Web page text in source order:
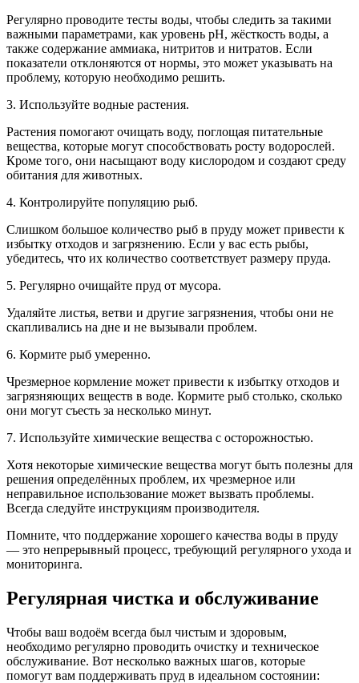
Регулярно проводите тесты воды, чтобы следить за такими
важными параметрами, как уровень pH, жёсткость воды, а
также содержание аммиака, нитритов и нитратов. Если
показатели отклоняются от нормы, это может указывать на
проблему, которую необходимо решить.
3. Используйте водные растения.
Растения помогают очищать воду, поглощая питательные
вещества, которые могут способствовать росту водорослей.
Кроме того, они насыщают воду кислородом и создают среду
обитания для животных.
4. Контролируйте популяцию рыб.
Слишком большое количество рыб в пруду может привести к
избытку отходов и загрязнению. Если у вас есть рыбы,
убедитесь, что их количество соответствует размеру пруда.
5. Регулярно очищайте пруд от мусора.
Удаляйте листья, ветви и другие загрязнения, чтобы они не
скапливались на дне и не вызывали проблем.
6. Кормите рыб умеренно.
Чрезмерное кормление может привести к избытку отходов и
загрязняющих веществ в воде. Кормите рыб столько, сколько
они могут съесть за несколько минут.
7. Используйте химические вещества с осторожностью.
Хотя некоторые химические вещества могут быть полезны для
решения определённых проблем, их чрезмерное или
неправильное использование может вызвать проблемы.
Всегда следуйте инструкциям производителя.
Помните, что поддержание хорошего качества воды в пруду
— это непрерывный процесс, требующий регулярного ухода и
мониторинга.
Регулярная чистка и обслуживание
Чтобы ваш водоём всегда был чистым и здоровым,
необходимо регулярно проводить очистку и техническое
обслуживание. Вот несколько важных шагов, которые
помогут вам поддерживать пруд в идеальном состоянии: